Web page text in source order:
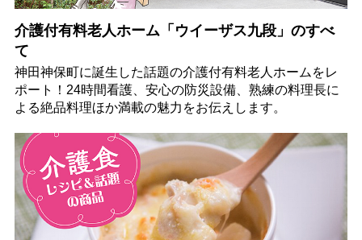
介護付有料老人ホーム「ウイーザス九段」のすべ
て
神田神保町に誕生した話題の介護付有料老人ホームをレ
ポート！24時間看護、安心の防災設備、熟練の料理長に
よる絶品料理ほか満載の魅力をお伝えします。